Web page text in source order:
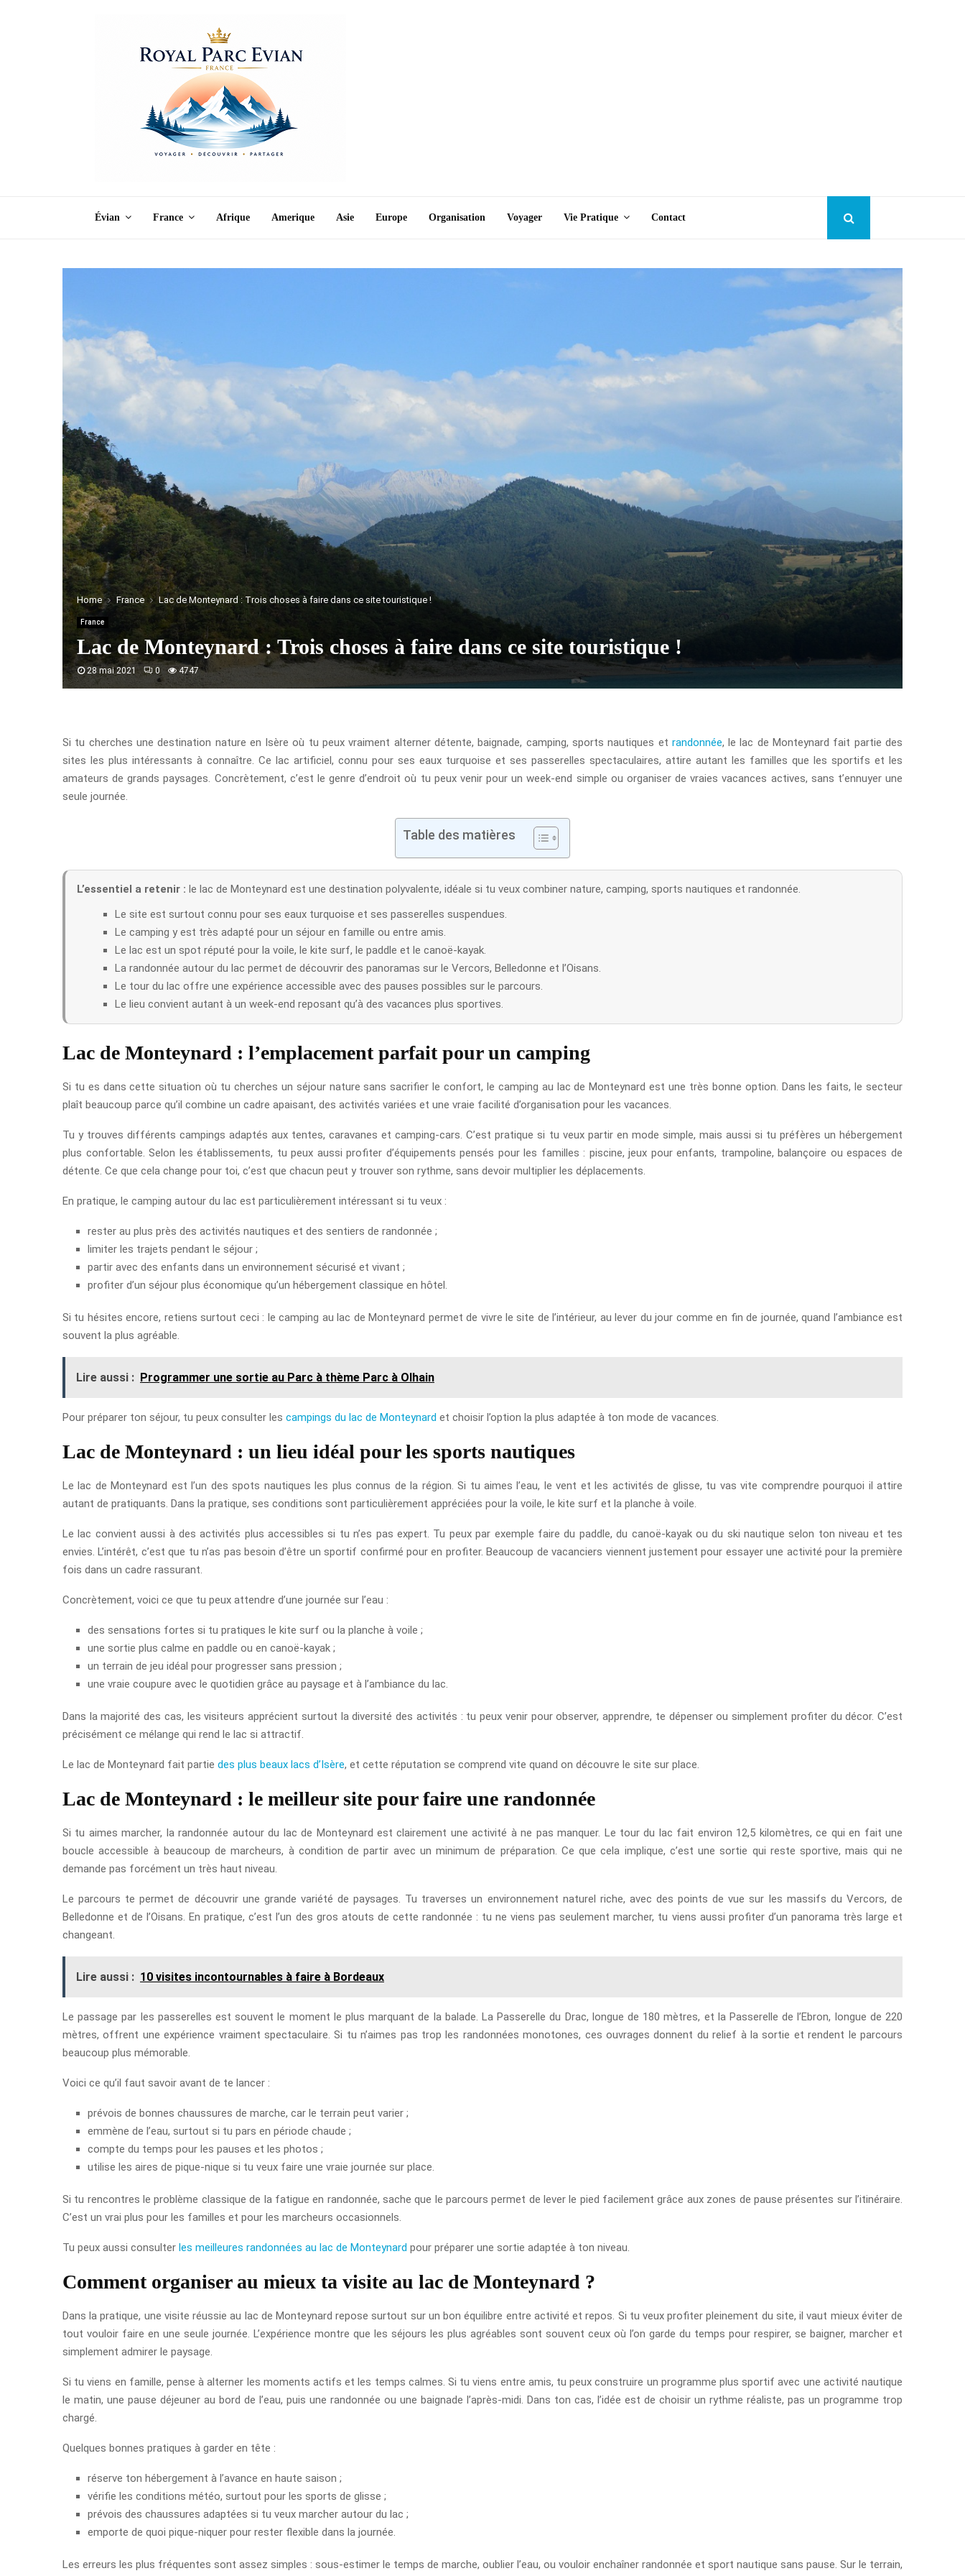
Évian France Afrique Amerique Asie Europe Organisation Voyager Vie Pratique Contact
Home France Lac de Monteynard : Trois choses à faire dans ce site touristique !
France
Lac de Monteynard : Trois choses à faire dans ce site touristique !
28 mai 2021 0 4747
Si tu cherches une destination nature en Isère où tu peux vraiment alterner détente, baignade, camping, sports nautiques et randonnée, le lac de Monteynard fait partie des
sites les plus intéressants à connaître. Ce lac artificiel, connu pour ses eaux turquoise et ses passerelles spectaculaires, attire autant les familles que les sportifs et les
amateurs de grands paysages. Concrètement, c’est le genre d’endroit où tu peux venir pour un week-end simple ou organiser de vraies vacances actives, sans t’ennuyer une
seule journée.
Table des matières
L’essentiel a retenir : le lac de Monteynard est une destination polyvalente, idéale si tu veux combiner nature, camping, sports nautiques et randonnée.
Le site est surtout connu pour ses eaux turquoise et ses passerelles suspendues.
Le camping y est très adapté pour un séjour en famille ou entre amis.
Le lac est un spot réputé pour la voile, le kite surf, le paddle et le canoë-kayak.
La randonnée autour du lac permet de découvrir des panoramas sur le Vercors, Belledonne et l’Oisans.
Le tour du lac offre une expérience accessible avec des pauses possibles sur le parcours.
Le lieu convient autant à un week-end reposant qu’à des vacances plus sportives.
Lac de Monteynard : l’emplacement parfait pour un camping
Si tu es dans cette situation où tu cherches un séjour nature sans sacrifier le confort, le camping au lac de Monteynard est une très bonne option. Dans les faits, le secteur
plaît beaucoup parce qu’il combine un cadre apaisant, des activités variées et une vraie facilité d’organisation pour les vacances.
Tu y trouves différents campings adaptés aux tentes, caravanes et camping-cars. C’est pratique si tu veux partir en mode simple, mais aussi si tu préfères un hébergement
plus confortable. Selon les établissements, tu peux aussi profiter d’équipements pensés pour les familles : piscine, jeux pour enfants, trampoline, balançoire ou espaces de
détente. Ce que cela change pour toi, c’est que chacun peut y trouver son rythme, sans devoir multiplier les déplacements.
En pratique, le camping autour du lac est particulièrement intéressant si tu veux :
rester au plus près des activités nautiques et des sentiers de randonnée ;
limiter les trajets pendant le séjour ;
partir avec des enfants dans un environnement sécurisé et vivant ;
profiter d’un séjour plus économique qu’un hébergement classique en hôtel.
Si tu hésites encore, retiens surtout ceci : le camping au lac de Monteynard permet de vivre le site de l’intérieur, au lever du jour comme en fin de journée, quand l’ambiance est
souvent la plus agréable.
Lire aussi : Programmer une sortie au Parc à thème Parc à Olhain
Pour préparer ton séjour, tu peux consulter les campings du lac de Monteynard et choisir l’option la plus adaptée à ton mode de vacances.
Lac de Monteynard : un lieu idéal pour les sports nautiques
Le lac de Monteynard est l’un des spots nautiques les plus connus de la région. Si tu aimes l’eau, le vent et les activités de glisse, tu vas vite comprendre pourquoi il attire
autant de pratiquants. Dans la pratique, ses conditions sont particulièrement appréciées pour la voile, le kite surf et la planche à voile.
Le lac convient aussi à des activités plus accessibles si tu n’es pas expert. Tu peux par exemple faire du paddle, du canoë-kayak ou du ski nautique selon ton niveau et tes
envies. L’intérêt, c’est que tu n’as pas besoin d’être un sportif confirmé pour en profiter. Beaucoup de vacanciers viennent justement pour essayer une activité pour la première
fois dans un cadre rassurant.
Concrètement, voici ce que tu peux attendre d’une journée sur l’eau :
des sensations fortes si tu pratiques le kite surf ou la planche à voile ;
une sortie plus calme en paddle ou en canoë-kayak ;
un terrain de jeu idéal pour progresser sans pression ;
une vraie coupure avec le quotidien grâce au paysage et à l’ambiance du lac.
Dans la majorité des cas, les visiteurs apprécient surtout la diversité des activités : tu peux venir pour observer, apprendre, te dépenser ou simplement profiter du décor. C’est
précisément ce mélange qui rend le lac si attractif.
Le lac de Monteynard fait partie des plus beaux lacs d’Isère, et cette réputation se comprend vite quand on découvre le site sur place.
Lac de Monteynard : le meilleur site pour faire une randonnée
Si tu aimes marcher, la randonnée autour du lac de Monteynard est clairement une activité à ne pas manquer. Le tour du lac fait environ 12,5 kilomètres, ce qui en fait une
boucle accessible à beaucoup de marcheurs, à condition de partir avec un minimum de préparation. Ce que cela implique, c’est une sortie qui reste sportive, mais qui ne
demande pas forcément un très haut niveau.
Le parcours te permet de découvrir une grande variété de paysages. Tu traverses un environnement naturel riche, avec des points de vue sur les massifs du Vercors, de
Belledonne et de l’Oisans. En pratique, c’est l’un des gros atouts de cette randonnée : tu ne viens pas seulement marcher, tu viens aussi profiter d’un panorama très large et
changeant.
Lire aussi : 10 visites incontournables à faire à Bordeaux
Le passage par les passerelles est souvent le moment le plus marquant de la balade. La Passerelle du Drac, longue de 180 mètres, et la Passerelle de l’Ebron, longue de 220
mètres, offrent une expérience vraiment spectaculaire. Si tu n’aimes pas trop les randonnées monotones, ces ouvrages donnent du relief à la sortie et rendent le parcours
beaucoup plus mémorable.
Voici ce qu’il faut savoir avant de te lancer :
prévois de bonnes chaussures de marche, car le terrain peut varier ;
emmène de l’eau, surtout si tu pars en période chaude ;
compte du temps pour les pauses et les photos ;
utilise les aires de pique-nique si tu veux faire une vraie journée sur place.
Si tu rencontres le problème classique de la fatigue en randonnée, sache que le parcours permet de lever le pied facilement grâce aux zones de pause présentes sur l’itinéraire.
C’est un vrai plus pour les familles et pour les marcheurs occasionnels.
Tu peux aussi consulter les meilleures randonnées au lac de Monteynard pour préparer une sortie adaptée à ton niveau.
Comment organiser au mieux ta visite au lac de Monteynard ?
Dans la pratique, une visite réussie au lac de Monteynard repose surtout sur un bon équilibre entre activité et repos. Si tu veux profiter pleinement du site, il vaut mieux éviter de
tout vouloir faire en une seule journée. L’expérience montre que les séjours les plus agréables sont souvent ceux où l’on garde du temps pour respirer, se baigner, marcher et
simplement admirer le paysage.
Si tu viens en famille, pense à alterner les moments actifs et les temps calmes. Si tu viens entre amis, tu peux construire un programme plus sportif avec une activité nautique
le matin, une pause déjeuner au bord de l’eau, puis une randonnée ou une baignade l’après-midi. Dans ton cas, l’idée est de choisir un rythme réaliste, pas un programme trop
chargé.
Quelques bonnes pratiques à garder en tête :
réserve ton hébergement à l’avance en haute saison ;
vérifie les conditions météo, surtout pour les sports de glisse ;
prévois des chaussures adaptées si tu veux marcher autour du lac ;
emporte de quoi pique-niquer pour rester flexible dans la journée.
Les erreurs les plus fréquentes sont assez simples : sous-estimer le temps de marche, oublier l’eau, ou vouloir enchaîner randonnée et sport nautique sans pause. Sur le terrain,